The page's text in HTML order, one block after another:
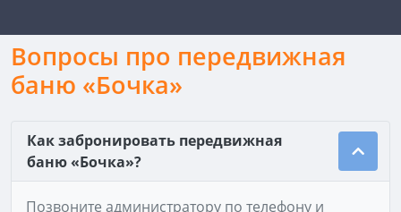
Вопросы про передвижная
баню «Бочка»
Как забронировать передвижная
баню «Бочка»?
Позвоните администратору по телефону и